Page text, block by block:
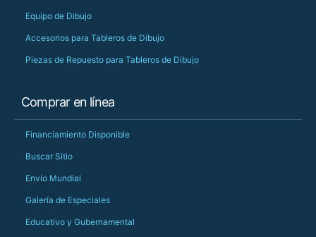
Equipo de Dibujo
Accesorios para Tableros de Dibujo
Piezas de Repuesto para Tableros de Dibujo
Comprar en línea
Financiamiento Disponible
Buscar Sitio
Envío Mundial
Galería de Especiales
Educativo y Gubernamental